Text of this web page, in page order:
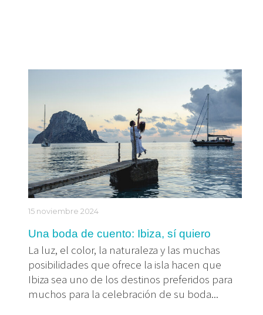
15 noviembre 2024
Una boda de cuento: Ibiza, sí quiero
La luz, el color, la naturaleza y las muchas
posibilidades que ofrece la isla hacen que
Ibiza sea uno de los destinos preferidos para
muchos para la celebración de su boda...